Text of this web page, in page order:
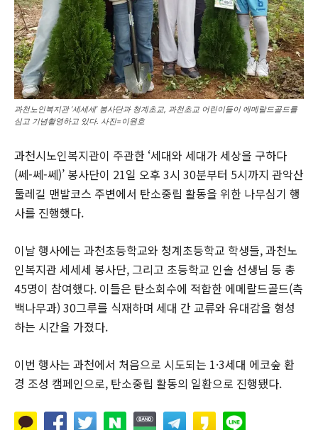
과천노인복지관 ‘세세세’ 봉사단과 청계초교, 과천초교 어린이들이 에메랄드골드를
심고 기념촬영하고 있다. 사진=이원호
과천시노인복지관이 주관한 ‘세대와 세대가 세상을 구하다
(쎄-쎄-쎄)’ 봉사단이 21일 오후 3시 30분부터 5시까지 관악산
둘레길 맨발코스 주변에서 탄소중립 활동을 위한 나무심기 행
사를 진행했다.
이날 행사에는 과천초등학교와 청계초등학교 학생들, 과천노
인복지관 세세세 봉사단, 그리고 초등학교 인솔 선생님 등 총
45명이 참여했다. 이들은 탄소회수에 적합한 에메랄드골드(측
백나무과) 30그루를 식재하며 세대 간 교류와 유대감을 형성
하는 시간을 가졌다.
이번 행사는 과천에서 처음으로 시도되는 1·3세대 에코숲 환
경 조성 캠페인으로, 탄소중립 활동의 일환으로 진행됐다.